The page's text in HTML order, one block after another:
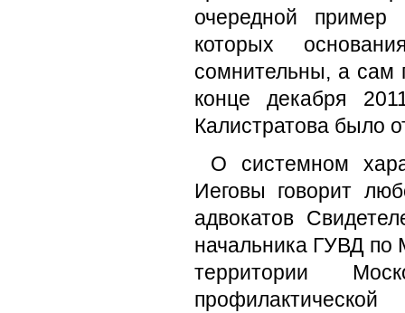
очередной
которых
сомнительны, а сам
конце декабря
Калистратова было
О системном
Иеговы говорит
адвокатов
начальника ГУВД по
территории